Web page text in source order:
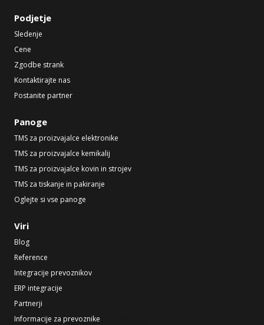
Podjetje
Sledenje
Cene
Zgodbe strank
Kontaktirajte nas
Postanite partner
Panoge
TMS za proizvajalce elektronike
TMS za proizvajalce kemikalij
TMS za proizvajalce kovin in strojev
TMS za tiskanje in pakiranje
Oglejte si vse panoge
Viri
Blog
Reference
Integracije prevoznikov
ERP integracije
Partnerji
Informacije za prevoznike